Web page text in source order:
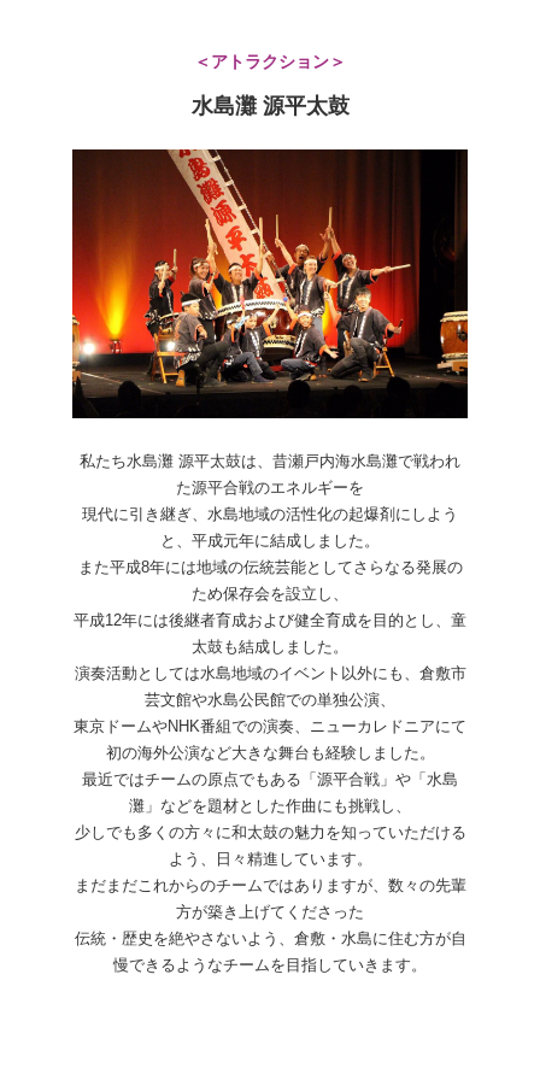
＜アトラクション＞
水島灘 源平太鼓
私たち水島灘 源平太鼓は、昔瀬戸内海水島灘で戦われ
た源平合戦のエネルギーを
現代に引き継ぎ、水島地域の活性化の起爆剤にしよう
と、平成元年に結成しました。
また平成8年には地域の伝統芸能としてさらなる発展の
ため保存会を設立し、
平成12年には後継者育成および健全育成を目的とし、童
太鼓も結成しました。
演奏活動としては水島地域のイベント以外にも、倉敷市
芸文館や水島公民館での単独公演、
東京ドームやNHK番組での演奏、ニューカレドニアにて
初の海外公演など大きな舞台も経験しました。
最近ではチームの原点でもある「源平合戦」や「水島
灘」などを題材とした作曲にも挑戦し、
少しでも多くの方々に和太鼓の魅力を知っていただける
よう、日々精進しています。
まだまだこれからのチームではありますが、数々の先輩
方が築き上げてくださった
伝統・歴史を絶やさないよう、倉敷・水島に住む方が自
慢できるようなチームを目指していきます。